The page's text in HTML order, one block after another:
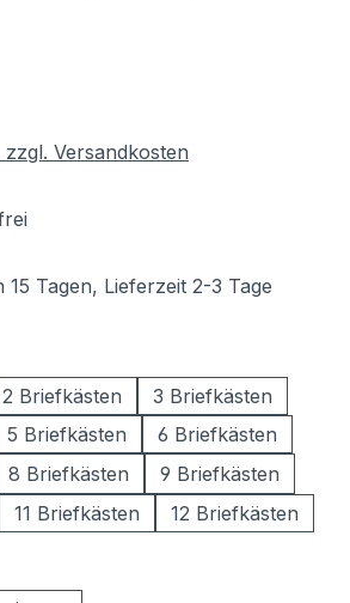
Versandkosten
15 Tagen, Lieferzeit 2-3 Tage
2 Briefkästen
3 Briefkästen
5 Briefkästen
6 Briefkästen
8 Briefkästen
9 Briefkästen
11 Briefkästen 12 Briefkästen